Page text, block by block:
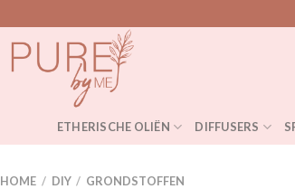
ETHERISCHE OLIËN DIFFUSERS
HOME / DIY / GRONDSTOFFEN